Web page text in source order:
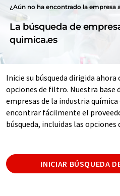
¿Aún no ha encontrado la empresa
La búsqueda de
quimica.es
Inicie su búsqueda dirigida
opciones de filtro. Nuestra base
empresas de la industria
encontrar fácilmente el
búsqueda, incluidas las opciones
INICIAR BÚSQUEDA